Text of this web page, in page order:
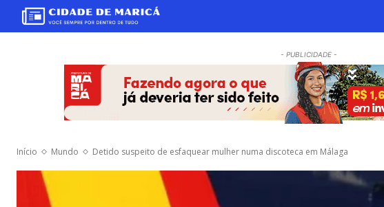
- PUBLICIDADE -
Início Mundo Detido suspeito de esfaquear mulher numa discoteca em Málaga